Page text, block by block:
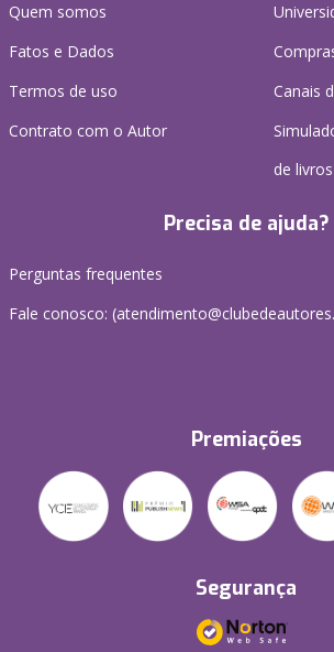
Quem somos
Fatos e Dados
Termos de uso
Contrato com o Autor
Canais
de livros
Precisa de ajuda?
Perguntas frequentes
Fale conosco:
Premiações
Segurança